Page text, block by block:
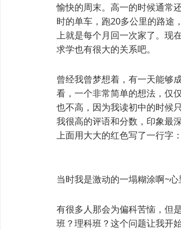
愉快的周末。高一的时候通常
时的单车，跑20多公里的路途
上就是每个月回一次家了。现
求学也有很大的关系吧。
曾经我曾梦想着，有一天能够
看，一个非常简单的想法，仅
也不高，因为我读初中的时候
我很高的评语和分数，印象最
上面用大大的红色写了一行字
当时我是激动的一塌糊涂啊~
有很多人那会为偏科苦恼，但
班？理科班？这个问题让我开